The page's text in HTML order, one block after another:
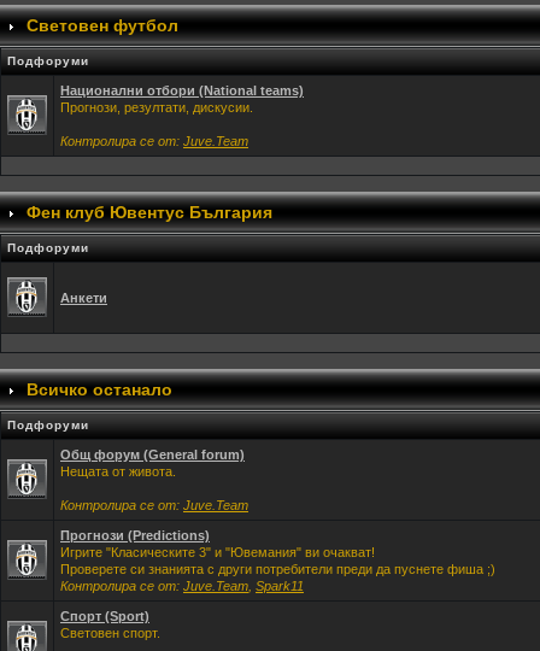
Световен футбол
Подфоруми
Национални отбори (National teams)
Прогнози, резултати, дискусии.
Контролира се от: Juve.Team
Фен клуб Ювентус България
Подфоруми
Анкети
Всичко останало
Подфоруми
Общ форум (General forum)
Нещата от живота.
Контролира се от: Juve.Team
Прогнози (Predictions)
Игрите "Класическите 3" и "Ювемания" ви очакват!
Проверете си знанията с други потребители преди да пуснете фиша ;)
Контролира се от: Juve.Team Spark11
Спорт (Sport)
Световен спорт.